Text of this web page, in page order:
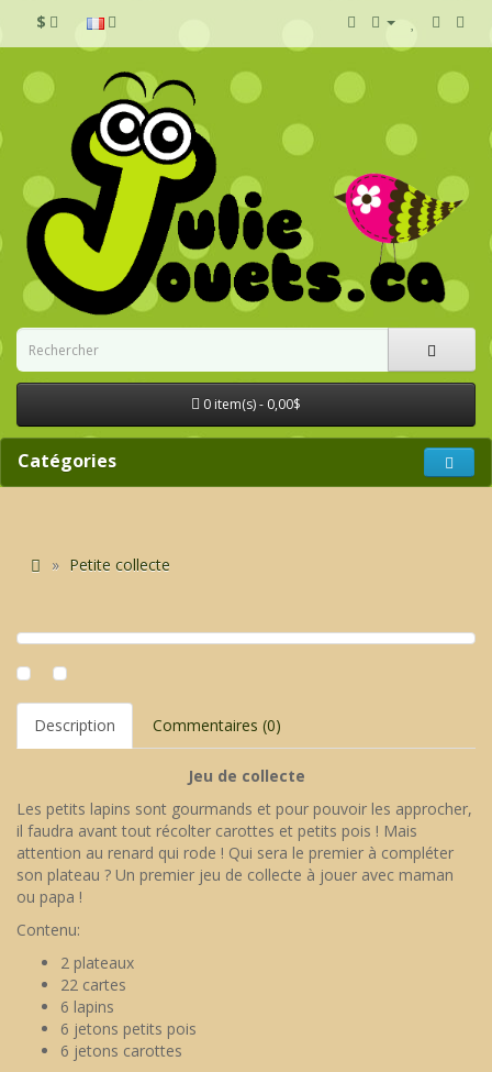
$
0 item(s) - 0,00$
Catégories
Petite collecte
Description Commentaires (0)
Jeu de collecte
Les petits lapins sont gourmands et pour pouvoir les approcher,
il faudra avant tout récolter carottes et petits pois ! Mais
attention au renard qui rode ! Qui sera le premier à compléter
son plateau ? Un premier jeu de collecte à jouer avec maman
ou papa !
Contenu:
2 plateaux
22 cartes
6 lapins
6 jetons petits pois
6 jetons carottes